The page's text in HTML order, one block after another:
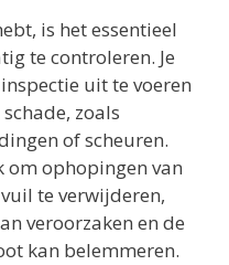
is het essentieel
te controleren. Je
uit te voeren
zoals
of scheuren.
om ophopingen van
te verwijderen,
veroorzaken en de
kan belemmeren.